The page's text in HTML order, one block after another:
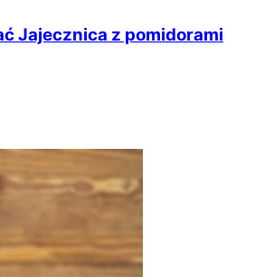
Jajecznica z pomidorami